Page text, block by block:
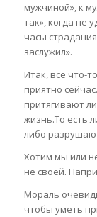
мужчиной», к
так», когда не
часы
заслужил».
Итак, все что-
приятно
притягивают
жизнь.То есть
либо
Хотим мы или
не своей.
Мораль
чтобы уметь